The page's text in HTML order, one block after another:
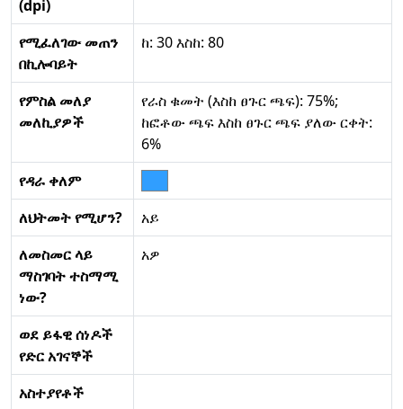
(dpi)
የሚፈለገው መጠን
በኪሎባይት
ከ: 30 እስከ: 80
የምስል መለያ
መለኪያዎች
የራስ ቁመት (እስከ ፀጉር ጫፍ): 75%;
ከፎቶው ጫፍ እስከ ፀጉር ጫፍ ያለው ርቀት:
6%
የዳራ ቀለም
ለህትመት የሚሆን?
አይ
ለመስመር ላይ
ማስገባት ተስማሚ
ነው?
አዎ
ወደ ይፋዊ ሰነዶች
የድር አገናኞች
አስተያየቶች